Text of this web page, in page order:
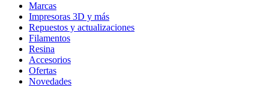
Marcas
Impresoras 3D y más
Repuestos y actualizaciones
Filamentos
Resina
Accesorios
Ofertas
Novedades